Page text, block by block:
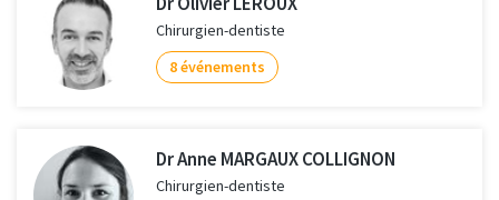
Chirurgien-dentiste
8 événements
Dr Anne MARGAUX COLLIGNON
Chirurgien-dentiste